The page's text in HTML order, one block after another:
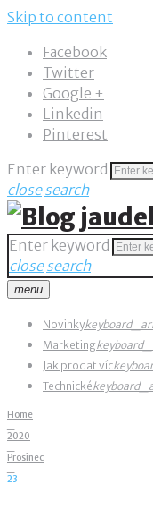
Skip to content
Facebook
Twitter
Google +
Linkedin
Pinterest
Enter keyword
close search
Enter keyword
close search
menu
Novinky
Marketing
Jak prodat víc
Technické
Home
2020
Prosinec
23